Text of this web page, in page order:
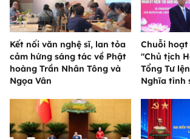
Kết nối văn nghệ sĩ, lan tỏa
cảm hứng sáng tác về Phật
hoàng Trần Nhân Tông và
Ngọa Vân
Chuỗi
"Chủ tịch
Tổng Tư
Nghĩa tình